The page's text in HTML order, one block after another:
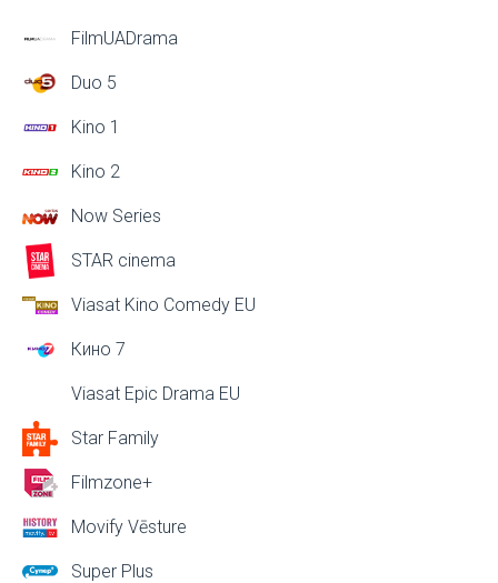
FilmUADrama
Duo 5
Kino 1
Kino 2
Now Series
STAR cinema
Viasat Kino Comedy EU
Кино 7
Viasat Epic Drama EU
Star Family
Filmzone+
Movify Vēsture
Super Plus